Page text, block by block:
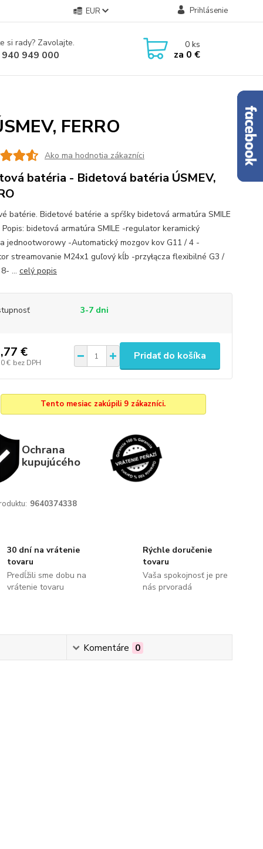
EUR Prihlásenie
si rady? Zavolajte.
949 000
0ks
za 0 €
FERRO
Ako ma hodnotia zákazníci
batéria - Bidetová batéria ÚSMEV,
batérie. Bidetové batérie a spŕšky bidetová armatúra SMILE
Popis: bidetová armatúra SMILE -regulator keramický
jednootworowy -Automatický mozgov kov G11 / 4 -
streamovanie M24x1 guľový kĺb -przyłącza flexibilné G3 /
... celý popis
3-7 dni
€
€ bez DPH
Pridať do košíka
Tento mesiac zakúpili 9 zákazníci.
Ochrana
kupujúcého
9640374338
30 dní na vrátenie
tovaru
Predĺžili sme dobu na
vrátenie tovaru
Rýchle doručenie
tovaru
Vaša spokojnosť je pre
nás prvoradá
Komentáre 0